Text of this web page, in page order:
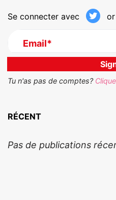
Se connecter avec or
Email*
Tu n'as pas de comptes?
RÉCENT
Pas de publications